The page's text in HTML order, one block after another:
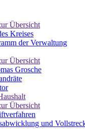
Übersicht
Kreises
der Verwaltung
Übersicht
Grosche
Übersicht
und